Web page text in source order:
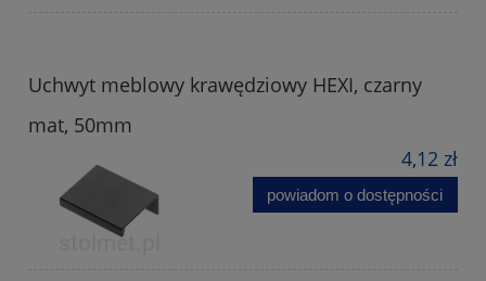
Uchwyt meblowy krawędziowy HEXI, czarny
mat, 50mm
4,12 zł
powiadom o dostępności